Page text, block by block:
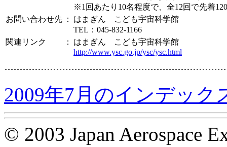
※1回あたり10名程度で、全12回で先着
お問い合わせ先 ：
はまぎん こども宇宙科学館
TEL：045-832-1166
関連リンク
：
はまぎん こども宇宙科学館
http://www.ysc.go.jp/ysc/ysc.html
2009年7月のインデック
© 2003 Japan Aerospace